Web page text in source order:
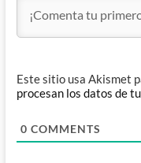
Este sitio usa Akismet
procesan los datos de
0 COMMENTS